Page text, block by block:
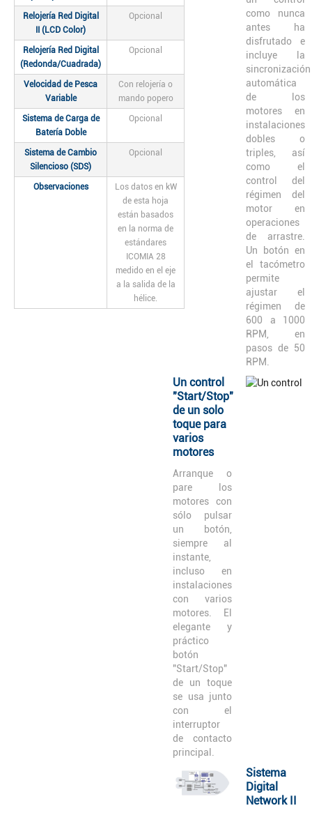
Relojería Red Digital
II (LCD Color)
Opcional
Relojería Red Digital
(Redonda/Cuadrada)
Opcional
Velocidad de Pesca
Variable
Con relojería o
mando popero
Sistema de Carga de
Batería Doble
Opcional
Sistema de Cambio
Silencioso (SDS)
Opcional
Observaciones
Los datos en kW
de esta hoja
están basados
en la norma de
estándares
ICOMIA 28
medido en el eje
a la salida de la
hélice.
como nunca
antes ha
disfrutado e
incluye la
sincronización
automática
de los
motores en
instalaciones
dobles o
triples, así
como el
control del
régimen del
motor en
operaciones
de arrastre.
Un botón en
el tacómetro
permite
ajustar el
régimen de
600 a 1000
RPM, en
pasos de 50
RPM.
Un control
"Start/Stop"
de un solo
toque para
varios
motores
Arranque o
pare los
motores con
sólo pulsar
un botón,
siempre al
instante,
incluso en
instalaciones
con varios
motores. El
elegante y
práctico
botón
"Start/Stop"
de un toque
se usa junto
con el
interruptor
de contacto
principal.
Sistema
Digital
Network II